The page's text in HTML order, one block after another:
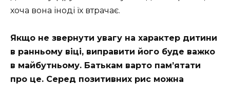
хоча вона іноді їх втрачає.
Якщо не звернути увагу на характер дитини
в ранньому віці, виправити його буде важко
в майбутньому. Батькам варто пам’ятати
про це. Серед позитивних рис можна